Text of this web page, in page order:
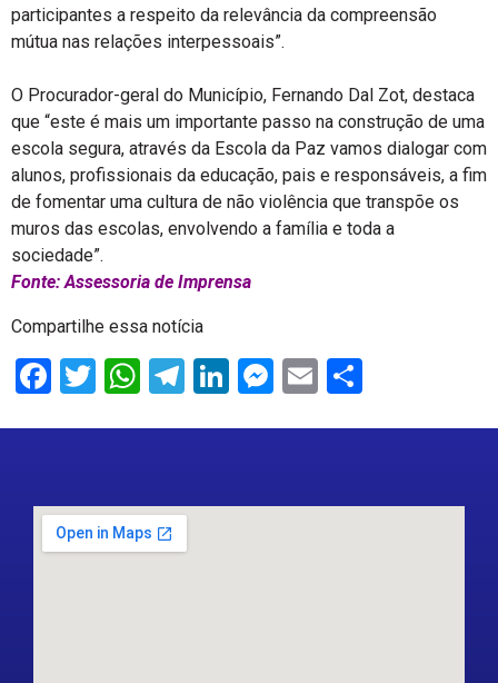
participantes a respeito da relevância da compreensão
mútua nas relações interpessoais”.
O Procurador-geral do Município, Fernando Dal Zot, destaca
que “este é mais um importante passo na construção de uma
escola segura, através da Escola da Paz vamos dialogar com
alunos, profissionais da educação, pais e responsáveis, a fim
de fomentar uma cultura de não violência que transpõe os
muros das escolas, envolvendo a família e toda a
sociedade”.
Fonte: Assessoria de Imprensa
Compartilhe essa notícia
Facebook
Twitter
WhatsApp
Telegram
LinkedIn
Messenger
Email